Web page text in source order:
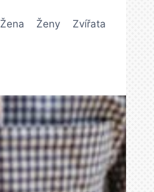
Žena Ženy Zvířata